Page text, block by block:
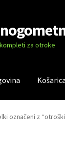
za otroke
Košarica
nas
označeni z